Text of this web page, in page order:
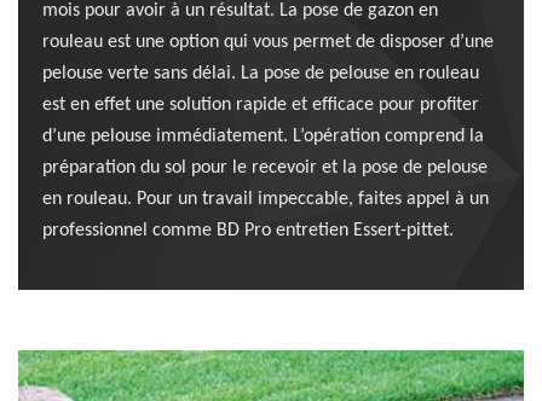
mois pour avoir à un résultat. La pose de gazon en
rouleau est une option qui vous permet de disposer d’une
pelouse verte sans délai. La pose de pelouse en rouleau
est en effet une solution rapide et efficace pour profiter
d’une pelouse immédiatement. L’opération comprend la
préparation du sol pour le recevoir et la pose de pelouse
en rouleau. Pour un travail impeccable, faites appel à un
professionnel comme BD Pro entretien Essert-pittet.